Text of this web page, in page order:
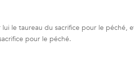
le taureau du sacrifice pour le péché,
pour le péché.